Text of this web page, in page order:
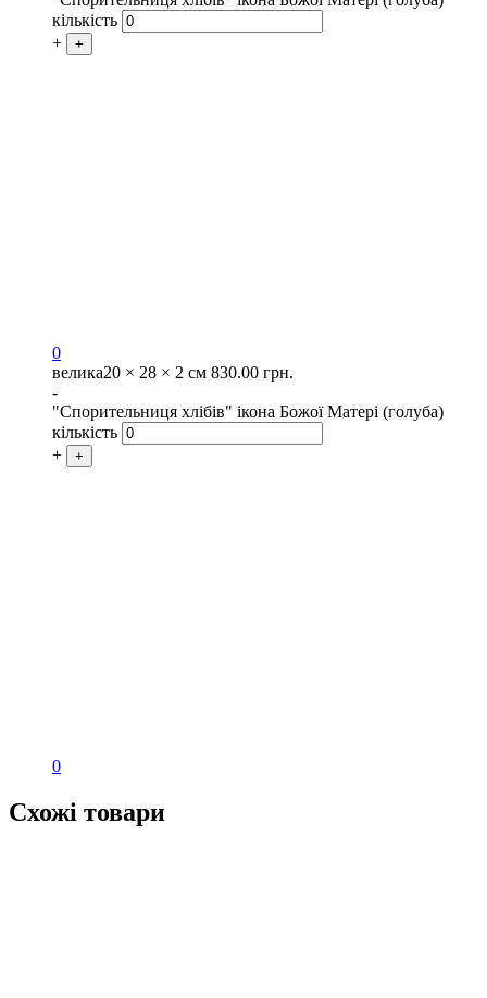
кількість
+
+
0
велика20 × 28 × 2 см 830.00 грн.
-
"Спорительниця хлібів" ікона Божої Матері (голуба)
кількість
+
+
0
Схожі товари